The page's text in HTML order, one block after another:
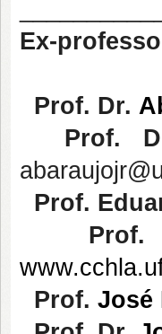
Ex-
Prof. Dr.
Prof.
Prof.
Prof. José